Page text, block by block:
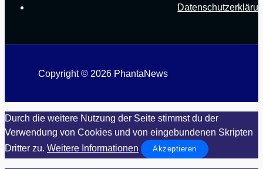
Copyright © 2026 PhantaNews
Durch die weitere Nutzung der Seite stimmst du der
Verwendung von Cookies und von eingebundenen Skripten
Dritter zu. Weitere Informationen Akzeptieren